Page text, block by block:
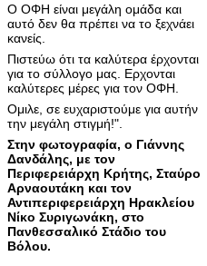
Ο ΟΦΗ είναι μεγάλη ομάδα και
αυτό δεν θα πρέπει να το ξεχνάει
κανείς.
Πιστεύω ότι τα καλύτερα έρχονται
για το σύλλογο μας. Ερχονται
καλύτερες μέρες για τον ΟΦΗ.
Ομιλε, σε ευχαριστούμε για αυτήν
την μεγάλη στιγμή!".
Στην φωτογραφία, ο Γιάννης
Δανδάλης, με τον
Περιφερειάρχη Κρήτης, Σταύρο
Αρναουτάκη και τον
Αντιπεριφερειάρχη Ηρακλείου
Νίκο Συριγωνάκη, στο
Πανθεσσαλικό Στάδιο του
Βόλου.